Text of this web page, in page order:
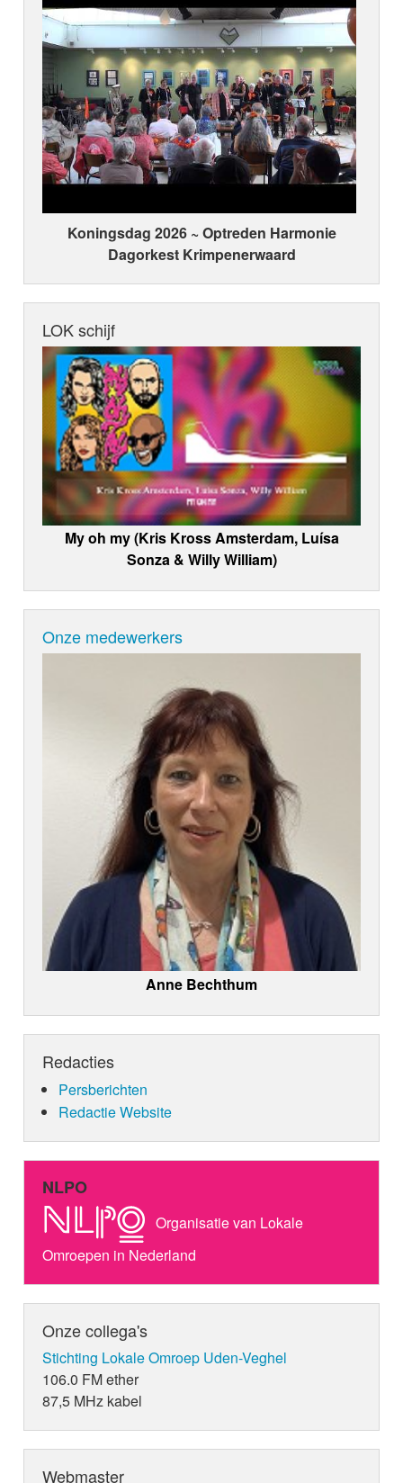
Koningsdag 2026 ~ Optreden Harmonie
Dagorkest Krimpenerwaard
LOK schijf
My oh my (Kris Kross Amsterdam, Luísa
Sonza & Willy William)
Onze medewerkers
Anne Bechthum
Redacties
Persberichten
Redactie Website
NLPO
Organisatie van Lokale
Omroepen in Nederland
Onze collega's
Stichting Lokale Omroep Uden-Veghel
106.0 FM ether
87,5 MHz kabel
Webmaster